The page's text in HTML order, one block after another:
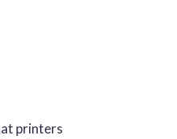
printers